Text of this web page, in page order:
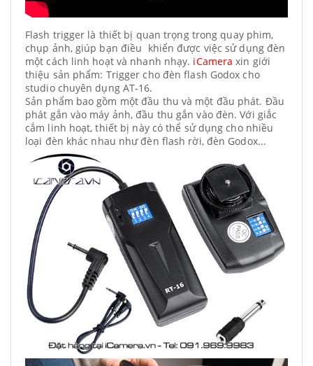
Flash trigger là thiết bị quan trọng trong quay phim,
chụp ảnh, giúp bạn điều khiển được việc sử dụng đèn
một cách linh hoạt và nhanh nhạy. iCamera xin giới
thiệu sản phẩm: Trigger cho đèn flash Godox cho
studio chuyên dụng AT-16.
Sản phẩm bao gồm một đầu thu và một đầu phát. Đầu
phát gắn vào máy ảnh, đầu thu gắn vào đèn. Với giắc
cắm linh hoạt, thiết bị này có thể sử dụng cho nhiều
loại đèn khác nhau như đèn flash rời, đèn Godox...